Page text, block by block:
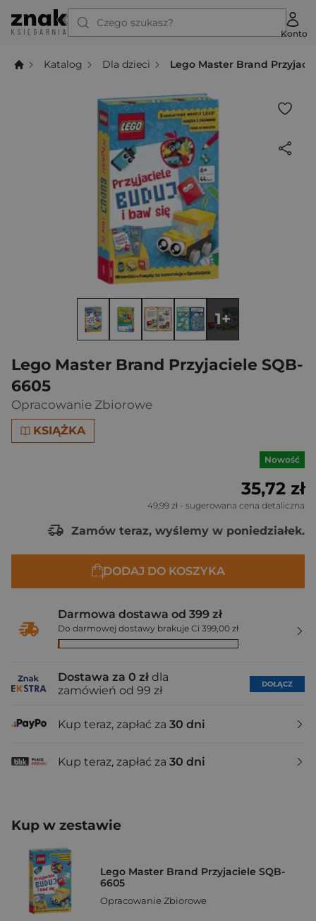
Czego szukasz?
Konto
Katalog Dla dzieci Lego Master Brand
Lego Master Brand Przyjaciele SQB-
6605
Opracowanie Zbiorowe
KSIĄŻKA
1+
Nowość
35,72 zł
49,99 zł - sugerowana cena detaliczna
Zamów teraz, wyślemy w poniedziałek.
DODAJ DO KOSZYKA
Darmowa dostawa od 399 zł
Do darmowej dostawy brakuje Ci 399,00 zł
Dostawa za 0 zł dla
zamówień od 99 zł
DOŁĄCZ
Kup teraz, zapłać za 30 dni
Kup teraz, zapłać za 30 dni
Kup w zestawie
Lego Master Brand Przyjaciele SQB-
6605
Opracowanie Zbiorowe